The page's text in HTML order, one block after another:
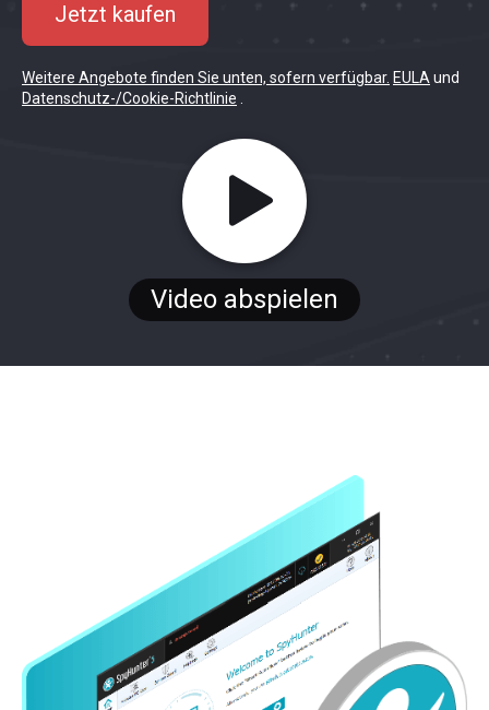
Jetzt kaufen
Weitere Angebote finden Sie unten, sofern verfügbar. EULA und
Datenschutz-/Cookie-Richtlinie
Video abspielen